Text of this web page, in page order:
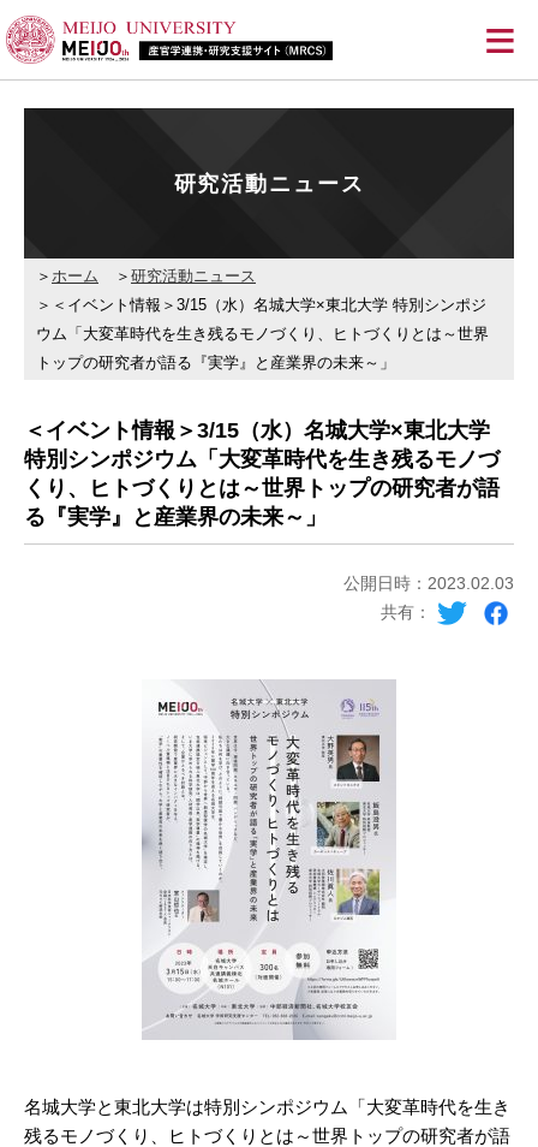
≡
研究活動ニュース
ホーム
研究活動ニュース
＜イベント情報＞3/15（水）名城大学×東北大学 特別シンポジ
ウム「大変革時代を生き残るモノづくり、ヒトづくりとは～世界
トップの研究者が語る『実学』と産業界の未来～」
＜イベント情報＞3/15（水）名城大学×東北大学
特別シンポジウム「大変革時代を生き残るモノづ
くり、ヒトづくりとは～世界トップの研究者が語
る『実学』と産業界の未来～」
公開日時：2023.02.03
共有：
名城大学と東北大学は特別シンポジウム「大変革時代を生き
残るモノづくり、ヒトづくりとは～世界トップの研究者が語